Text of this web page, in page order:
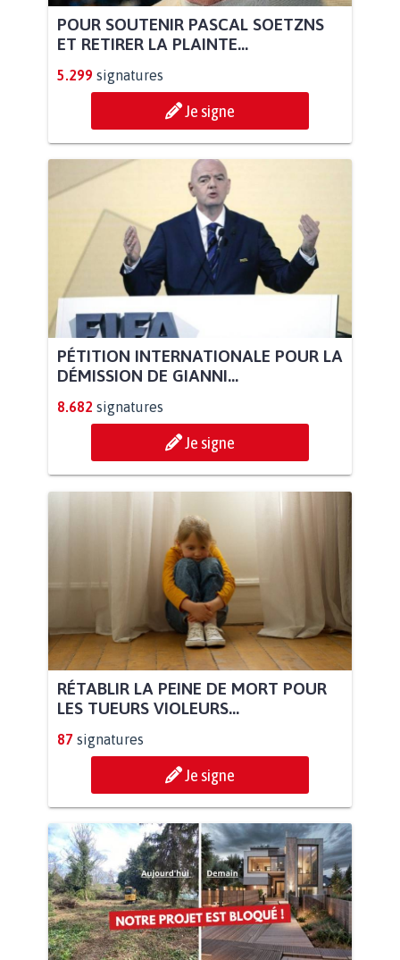
POUR SOUTENIR PASCAL SOETZNS
ET RETIRER LA PLAINTE...
5.299 signatures
Je signe
PÉTITION INTERNATIONALE POUR LA
DÉMISSION DE GIANNI...
8.682 signatures
Je signe
RÉTABLIR LA PEINE DE MORT POUR
LES TUEURS VIOLEURS...
87 signatures
Je signe